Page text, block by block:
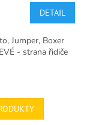
DETAIL
Jumper, Boxer
- strana řidiče